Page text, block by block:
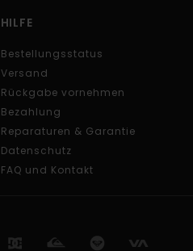
HILFE
Bestellungsstatus
Versand
Rückgabe vornehmen
Bezahlung
Reparaturen & Garantie
Datenschutz
FAQ und Kontakt